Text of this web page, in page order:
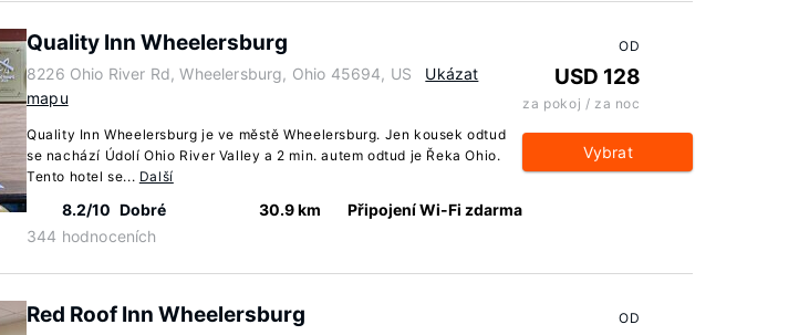
Quality Inn Wheelersburg
8226 Ohio River Rd, Wheelersburg, Ohio 45694, US
Ukázat
mapu
Quality Inn Wheelersburg je ve městě Wheelersburg. Jen kousek odtud
se nachází Údolí Ohio River Valley a 2 min. autem odtud je Řeka Ohio.
Tento hotel se... Další
8.2/10 Dobré
344 hodnoceních
30.9 km Připojení Wi-Fi zdarma
OD
USD 128
za pokoj / za noc
Vybrat
Red Roof Inn Wheelersburg OD